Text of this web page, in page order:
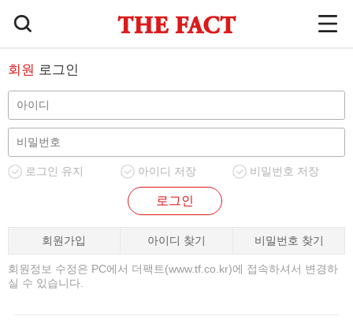
회원 로그인
로그인 유지 아이디 저장 비밀번호 저장
로그인
회원가입 아이디 찾기 비밀번호 찾기
회원정보 수정은 PC에서 더팩트(www.tf.co.kr)에 접속하셔서 변경하
실 수 있습니다.